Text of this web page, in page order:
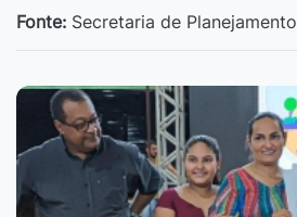
Fonte: Secretaria de Planejamento